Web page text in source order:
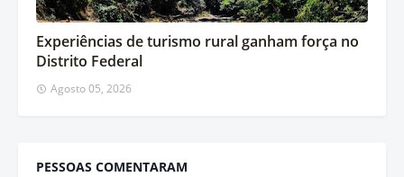
Experiências de turismo rural ganham força no
Distrito Federal
Agosto 05, 2026
PESSOAS COMENTARAM